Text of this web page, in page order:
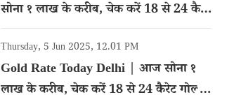
सोना १ लाख के करीब, चेक करें 18 से 24 कैरेट
गोल्ड का रेट
Thursday, 5 Jun 2025, 12.01 PM
Gold Rate Today Delhi | आज सोना १
लाख के करीब, चेक करें 18 से 24 कैरेट गोल्ड